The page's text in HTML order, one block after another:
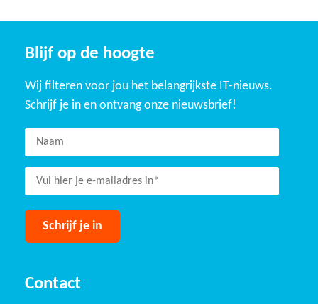
Blijf op de hoogte
Wij filteren voor jou het belangrijkste IT-nieuws.
Schrijf je in en ontvang onze nieuwsbrief!
Contact